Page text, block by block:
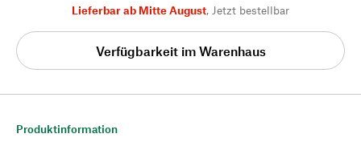
Lieferbar ab Mitte August, Jetzt bestellbar
Verfügbarkeit im Warenhaus
Produktinformation